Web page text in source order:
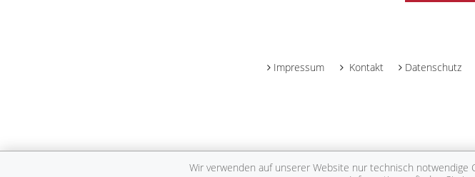
Impressum Kontakt Datenschutz
Wir verwenden auf unserer Website nur technisch